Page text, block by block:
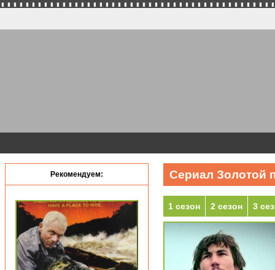
Сериал Золотой
1 сезон 2 сезон 3
Рекомендуем: